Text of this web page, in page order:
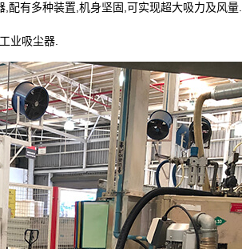
有多种装置,机身坚固,可实现超大吸力及风量.
业吸尘器.